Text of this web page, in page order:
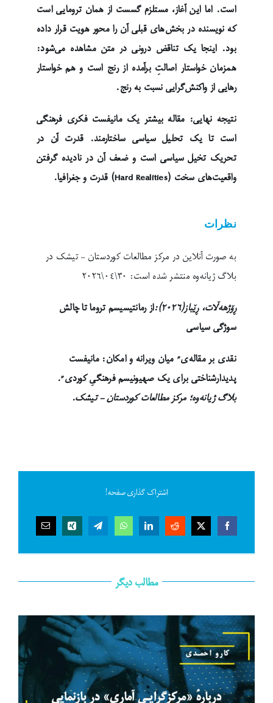
است. اما این آغاز، مستلزم گسست از همان ترومایی است
که نویسنده در بخش‌های قبلی آن را محور هویت قرار داده
بود. اینجا یک تناقض درونی در متن مشاهده می‌شود:
همزمان خواستار اصالتِ برآمده از رنج است و هم خواستار
رهایی از واکنش‌گرایی نسبت به رنج.
نتیجه نهایی: مقاله بیشتر یک مانیفست فکری فرهنگی
است تا یک تحلیل سیاسی ساختارمند. قدرت آن در
تحریک تخیل سیاسی است و ضعف آن در نادیده گرفتن
واقعیت‌های سخت (Hard Realities) قدرت و جغرافیا.
نظرات
به صورت آنلاین در مرکز مطالعات کوردستان – تیشک در
بلاگ ژیانەوە منتشر شده است: ٣٠\٠٤\٢٠٢٦
ڕۆژهەڵات، ڕێباز(٢٠٢٦):
از رمانتیسیسم تروما تا چالش
سوژگی سیاسی
نقدی بر مقالەی” میان ویرانه و امکان: مانیفست
پدیدارشناختی برای یک صهیونیسم فرهنگیِ کوردی”.
بلاگ ژیانەوە؛ مرکز مطالعات کوردستان – تیشک.
اشتراک گذاری صفحه!
مطالب دیگر